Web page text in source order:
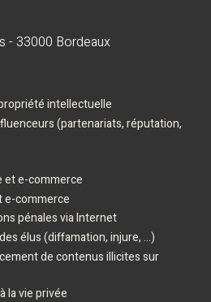
- 33000 Bordeaux
intellectuelle
(partenariats, réputation,
e-commerce
e-commerce
pénales via Internet
élus (diffamation, injure, ...)
de contenus illicites sur
la vie privée